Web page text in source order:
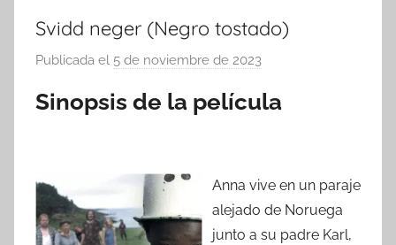
Svidd neger (Negro tostado)
Publicada el 5 de noviembre de 2023
r
Sinopsis de la película
Anna vive en un paraje
alejado de Noruega
junto a su padre Karl,